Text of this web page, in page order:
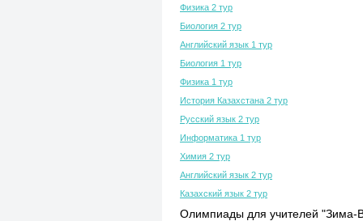
Физика 2 тур
Биология 2 тур
Английский язык 1 тур
Биология 1 тур
Физика 1 тур
История Казахстана 2 тур
Русский язык 2 тур
Информатика 1 тур
Химия 2 тур
Английский язык 2 тур
Казахский язык 2 тур
Олимпиады для учителей "Зима-